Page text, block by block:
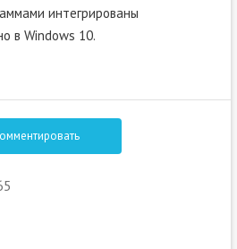
интегрированы
в Windows 10.